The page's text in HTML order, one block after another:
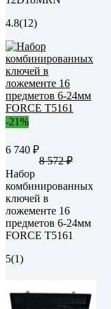
4.8(12)
-21%
6 740 ₽
8 572 ₽
Набор
комбинированных
ключей в
ложементе 16
предметов 6-24мм
FORCE T5161
5(1)